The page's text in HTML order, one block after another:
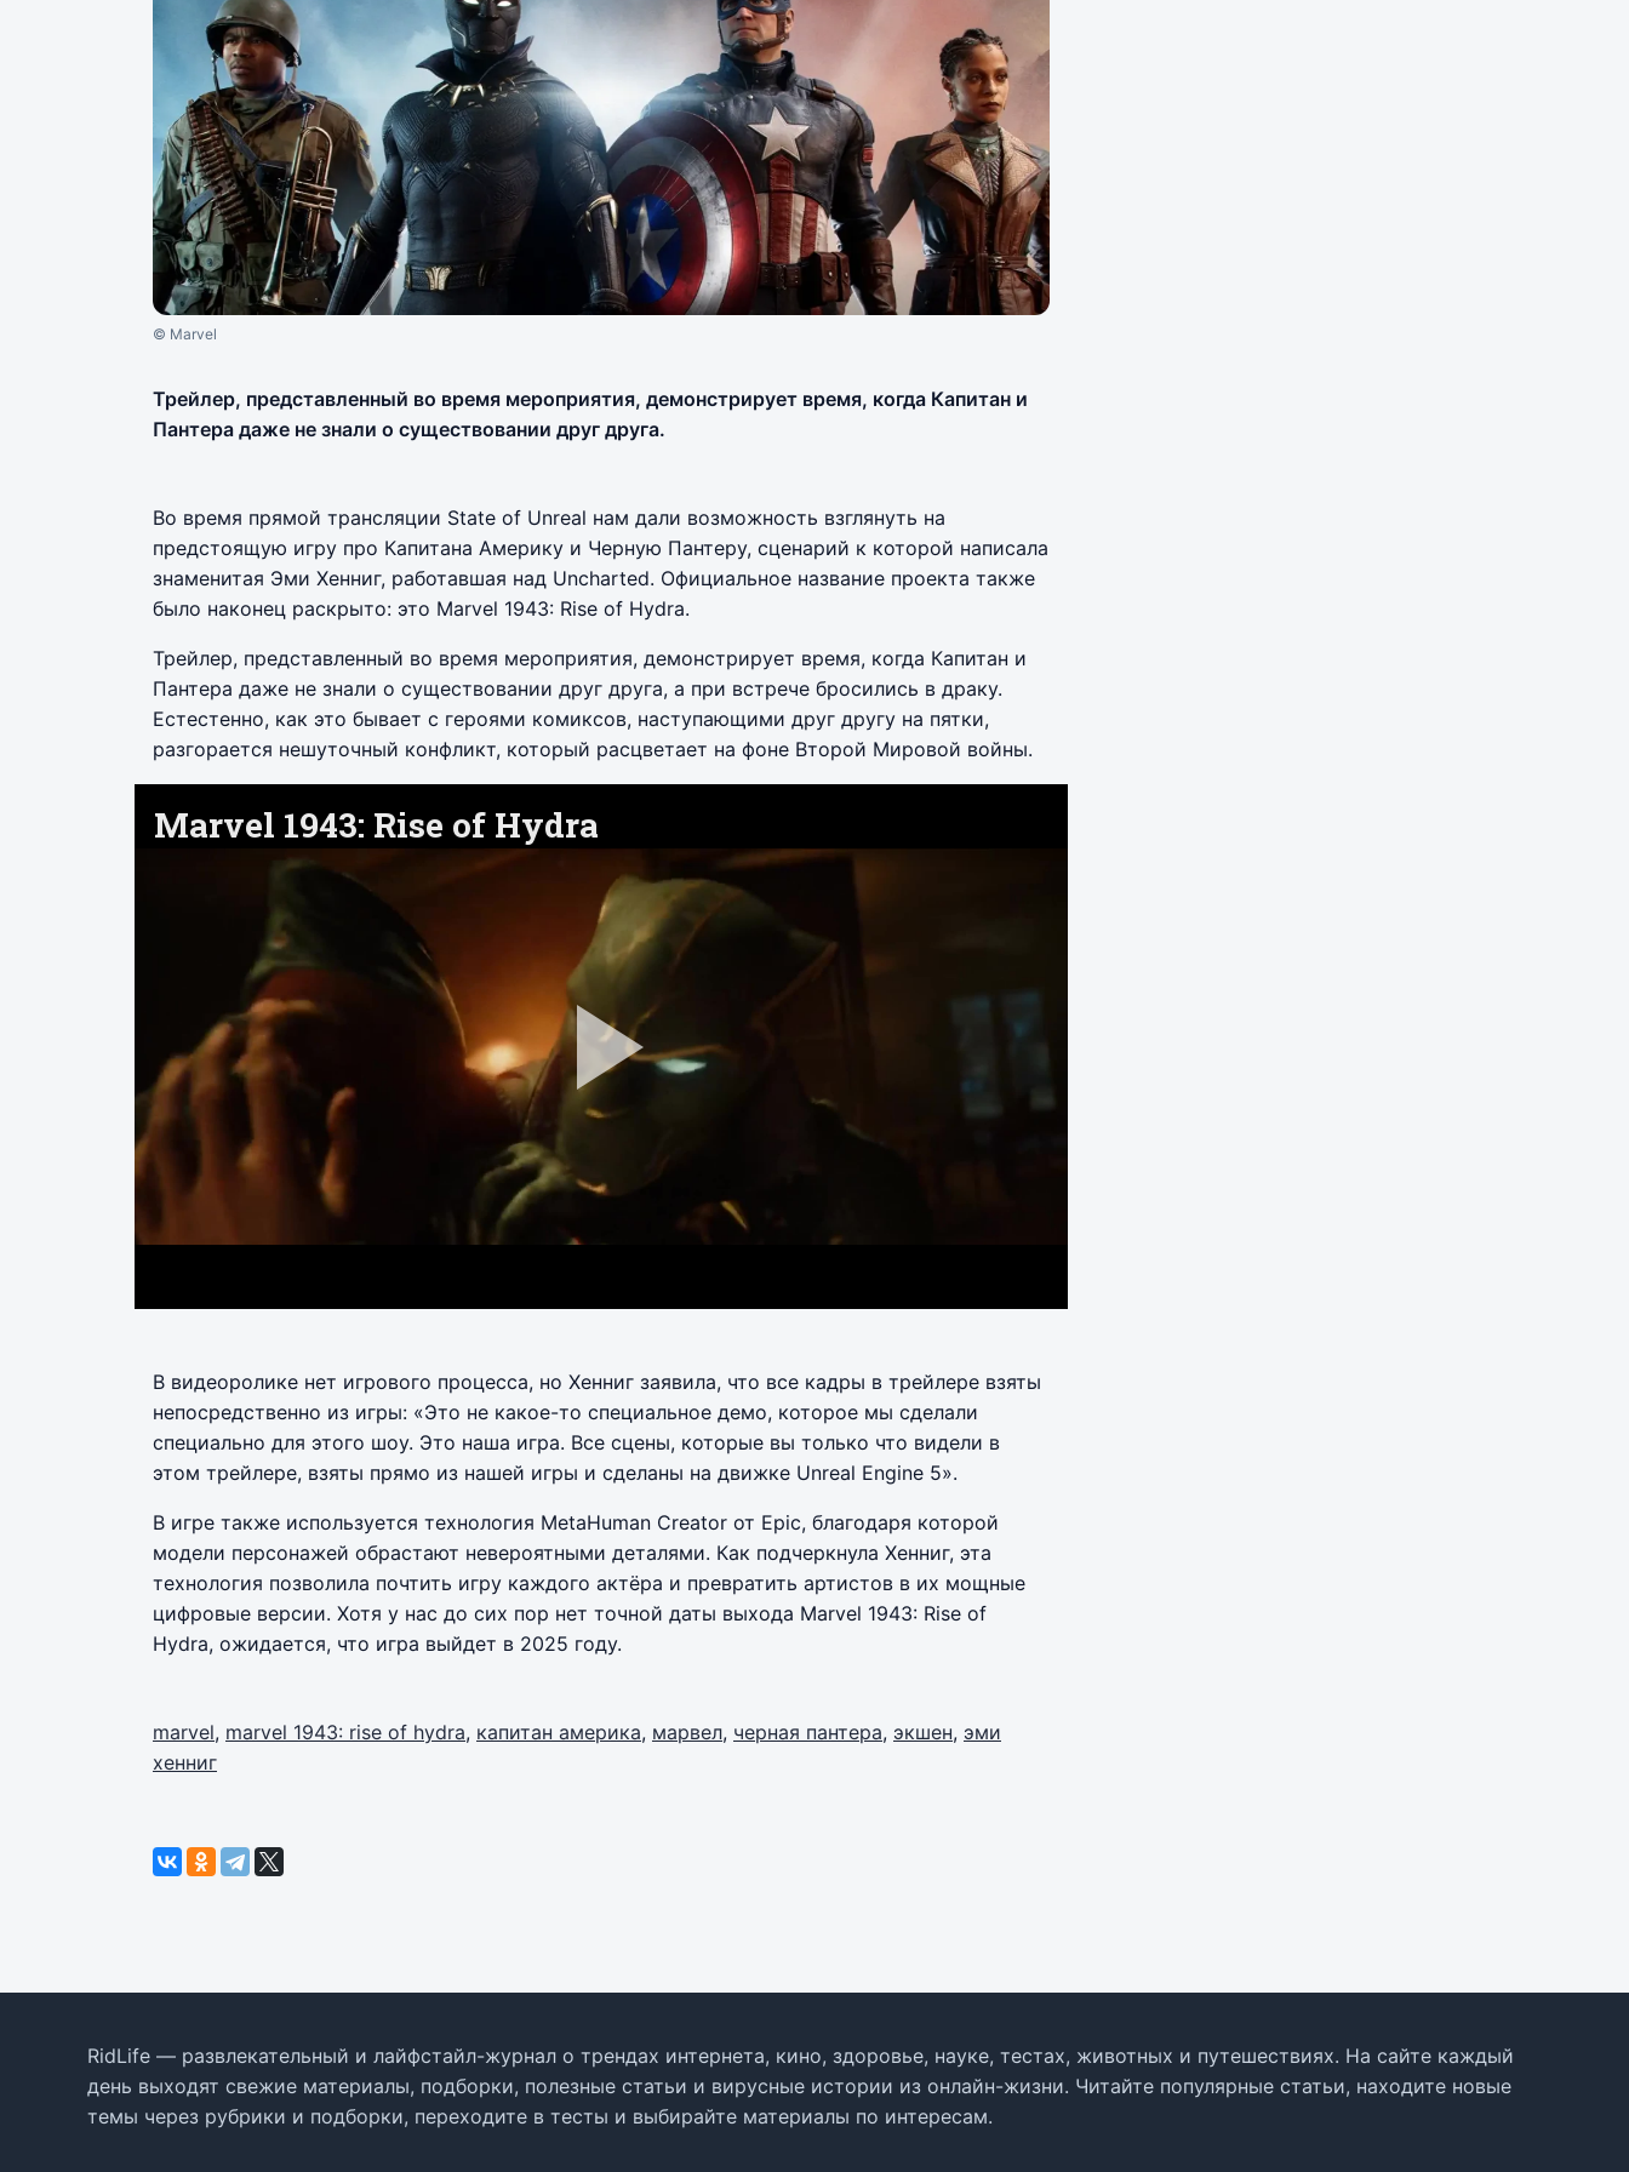
© Marvel
Трейлер, представленный во время мероприятия, демонстрирует время, когда Капитан и
Пантера даже не знали о существовании друг друга.
Во время прямой трансляции State of Unreal нам дали возможность взглянуть на
предстоящую игру про Капитана Америку и Черную Пантеру, сценарий к которой написала
знаменитая Эми Хенниг, работавшая над Uncharted. Официальное название проекта также
было наконец раскрыто: это Marvel 1943: Rise of Hydra.
Трейлер, представленный во время мероприятия, демонстрирует время, когда Капитан и
Пантера даже не знали о существовании друг друга, а при встрече бросились в драку.
Естестенно, как это бывает с героями комиксов, наступающими друг другу на пятки,
разгорается нешуточный конфликт, который расцветает на фоне Второй Мировой войны.
В видеоролике нет игрового процесса, но Хенниг заявила, что все кадры в трейлере взяты
непосредственно из игры: «Это не какое-то специальное демо, которое мы сделали
специально для этого шоу. Это наша игра. Все сцены, которые вы только что видели в
этом трейлере, взяты прямо из нашей игры и сделаны на движке Unreal Engine 5».
В игре также используется технология MetaHuman Creator от Epic, благодаря которой
модели персонажей обрастают невероятными деталями. Как подчеркнула Хенниг, эта
технология позволила почтить игру каждого актёра и превратить артистов в их мощные
цифровые версии. Хотя у нас до сих пор нет точной даты выхода Marvel 1943: Rise of
Hydra, ожидается, что игра выйдет в 2025 году.
marvel, marvel 1943: rise of hydra, капитан америка, марвел, черная пантера, экшен, эми
хенниг
RidLife — развлекательный и лайфстайл-журнал о трендах интернета, кино, здоровье, науке, тестах, животных и путешествиях. На сайте каждый
день выходят свежие материалы, подборки, полезные статьи и вирусные истории из онлайн-жизни. Читайте популярные статьи, находите новые
темы через рубрики и подборки, переходите в тесты и выбирайте материалы по интересам.